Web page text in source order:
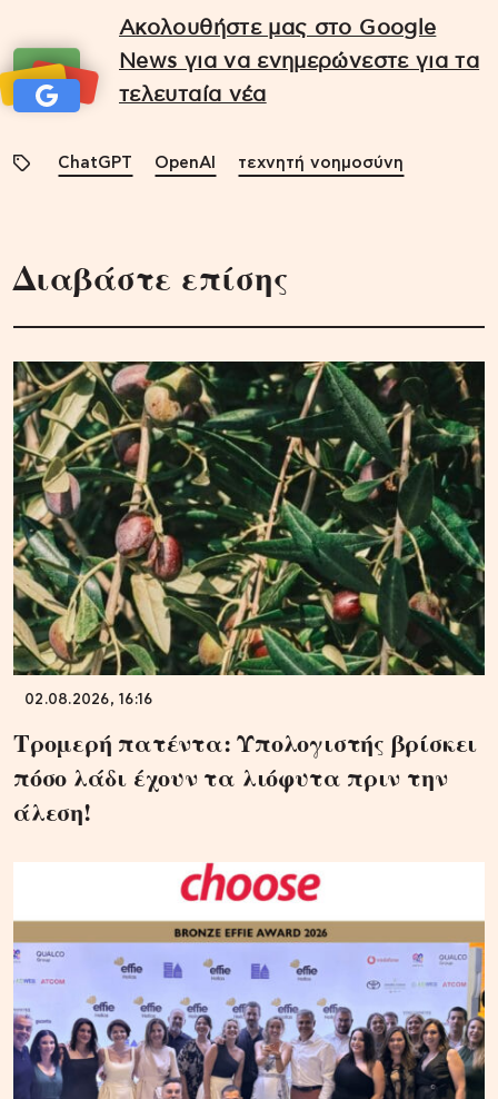
Ακολουθήστε μας στο Google
News για να ενημερώνεστε για τα
τελευταία νέα
ChatGPT OpenAI τεχνητή νοημοσύνη
Διαβάστε επίσης
02.08.2026, 16:16
Τρομερή πατέντα: Υπολογιστής βρίσκει
πόσο λάδι έχουν τα λιόφυτα πριν την
άλεση!